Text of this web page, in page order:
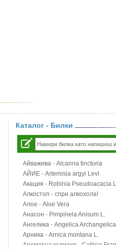
Каталог - Билки
Айважива - Alcanna tinctoria
АЙИЕ - Artemisia argyi Levl
Акация - Robinia Pseudoacacia
Алкостоп - спри алкохола!
Алое - Aloe Vera
Анасон - Pimpinela Anisum L.
Ангелика - Angelica
Арника - Arnica montana L.
Ароматна кализия - Callisia